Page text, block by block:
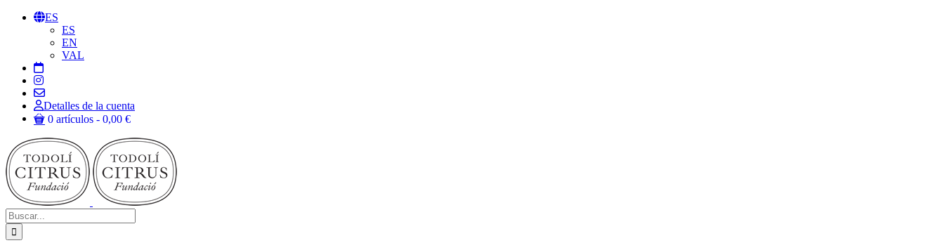
Saltar
ES
ES
EN
VAL
Detalles de la cuenta
0 artículos
0,00 €
Buscar: